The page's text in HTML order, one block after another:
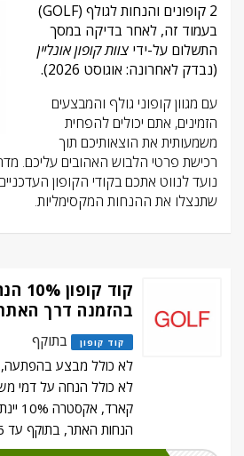
2 קופונים והנחות לגולף (GOLF)
בעמוד זה, לאחר בדיקה במסך
התשלום על-ידי צוות קופון אונליין
(נבדק לאחרונה: אוגוסט 2026).
עם מגוון קופוני גולף והמבצעים
הזמינים, אתם יכולים להפחית
משמעותית את הוצאותיכם תוך
רכישת פרטי הלבוש האהובים עליכם.
נועד לנווט אתכם בקודי הקופון
שתנצלו את ההנחות המקסימליות.
קוד
בהזמנה דרך
קוד קופון
בתוקף
לא כולל מבצע
לא כולל הנחה על דמי
הנחות האתר, בתוקף עד 31.8.2026